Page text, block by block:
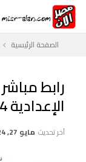
الصفحة الرئيسية
رابط
الإعدادية 2024 بالقاهرة والمحافظات
آخر تحديث مايو 27, 2024